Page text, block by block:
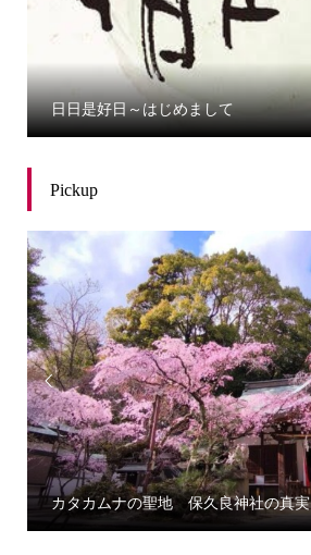
日日是好日～はじめまして
Pickup

カタカムナの聖地 保久良神社の真実